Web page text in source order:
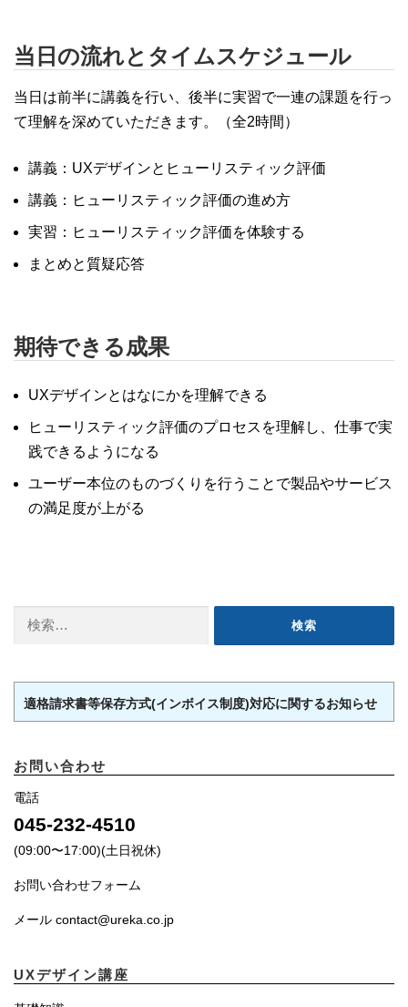
当日の流れとタイムスケジュール
当日は前半に講義を行い、後半に実習で一連の課題を行っ
て理解を深めていただきます。（全2時間）
講義：UXデザインとヒューリスティック評価
講義：ヒューリスティック評価の進め方
実習：ヒューリスティック評価を体験する
まとめと質疑応答
期待できる成果
UXデザインとはなにかを理解できる
ヒューリスティック評価のプロセスを理解し、仕事で実
践できるようになる
ユーザー本位のものづくりを行うことで製品やサービス
の満足度が上がる
適格請求書等保存方式(インボイス制度)対応に関するお知らせ
お問い合わせ
電話
045-232-4510
(09:00〜17:00)(土日祝休)
お問い合わせフォーム
メール contact@ureka.co.jp
UXデザイン講座